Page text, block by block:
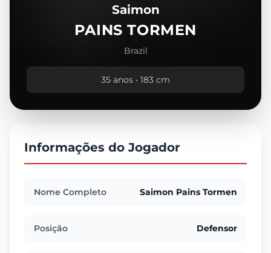
Saimon
PAINS TORMEN
Brazil
35 anos • 183 cm
Informações do Jogador
Nome Completo Saimon Pains Tormen
Posição Defensor